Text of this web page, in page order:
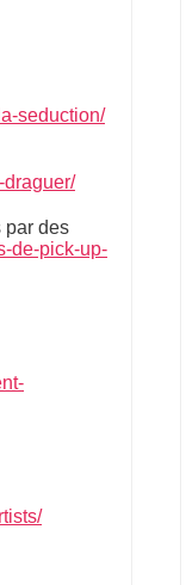
seduction/
draguer/
par des
de-pick-up-